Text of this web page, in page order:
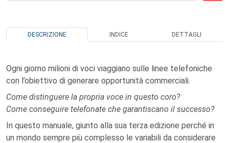
DESCRIZIONE INDICE DETTAGLI
Ogni giorno milioni di voci viaggiano sulle linee telefoniche
con l’obiettivo di generare opportunità commerciali.
Come distinguere la propria voce in questo coro?
Come conseguire telefonate che garantiscano il successo?
In questo manuale, giunto alla sua terza edizione perché in
un mondo sempre più complesso le variabili da considerare